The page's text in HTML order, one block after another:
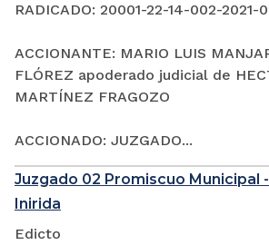
RADICADO: 20001-22-14-002-2021-
ACCIONANTE: MARIO LUIS
FLÓREZ apoderado judicial de
MARTÍNEZ FRAGOZO
ACCIONADO: JUZGADO...
Juzgado 02 Promiscuo Municipal -
Inirida
Edicto